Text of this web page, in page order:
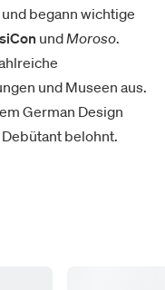
begann wichtige
undMoroso.
und Museen aus.
German Design
Debütant belohnt.